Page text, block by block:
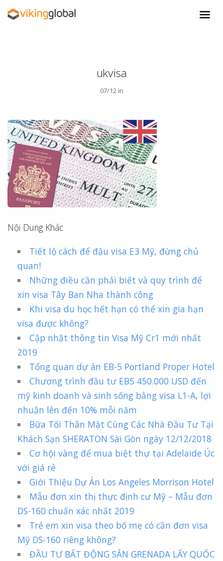
ukvisa
07/12 in
Nội Dung Khác
Tiết lộ cách để đậu visa E3 Mỹ, đừng chủ
quan!
Những điều cần phải biết và quy trình để
xin visa Tây Ban Nha thành công
Khi visa du học hết hạn có thể xin gia hạn
visa được không?
Cập nhật thông tin Visa Mỹ Cr1 mới nhất
2019
Tổng quan dự án EB-5 Portland Proper Hotel
Chương trình đầu tư EB5 450.000 USD đến
mỹ kinh doanh và sinh sống bằng visa L1-A, lợi
nhuận lên đến 10% mỗi năm
Bữa Tối Thân Mật Cùng Các Nhà Đầu Tư Tại
Khách Sạn SHERATON Sài Gòn ngày 12/12/2018
Cơ hội vàng để mua biệt thự tại Adelaide Úc
với giá rẻ
Giới Thiệu Dự Án Los Angeles Morrison Hotel
Mẫu đơn xin thị thực định cư Mỹ – Mẫu đơn
DS-160 chuẩn xác nhất 2019
Trẻ em xin visa theo bố mẹ có cần đơn visa
Mỹ DS-160 riêng không?
ĐẦU TƯ BẤT ĐỘNG SẢN GRENADA LẤY QUỐC